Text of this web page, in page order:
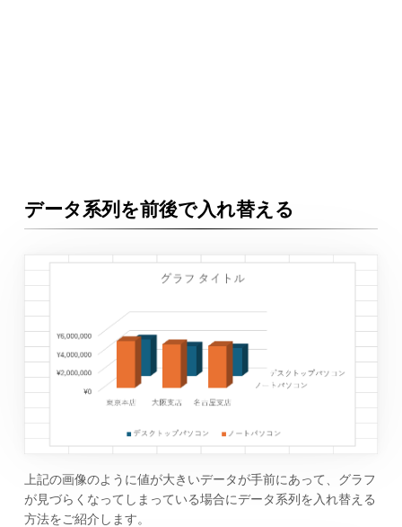
データ系列を前後で入れ替える
上記の画像のように値が大きいデータが手前にあって、グラフ
が見づらくなってしまっている場合にデータ系列を入れ替える
方法をご紹介します。